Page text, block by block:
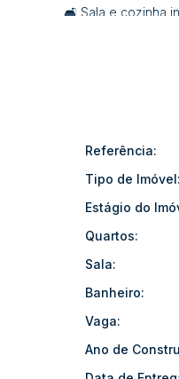
🛋️ Sala e cozinha
Entre em contato
Referência:
Tipo de Imóvel:
Estágio do
Quartos:
Sala:
Banheiro:
Vaga:
Ano de